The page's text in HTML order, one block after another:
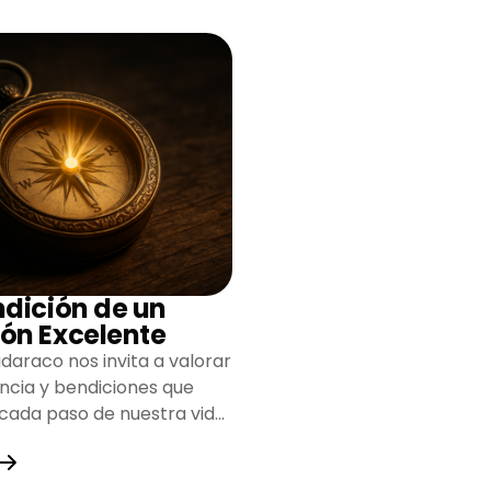
de un
Excelente
nos invita a valorar
y bendiciones que
paso de nuestra vida,